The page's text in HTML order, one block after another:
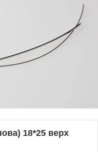
18*25 верх